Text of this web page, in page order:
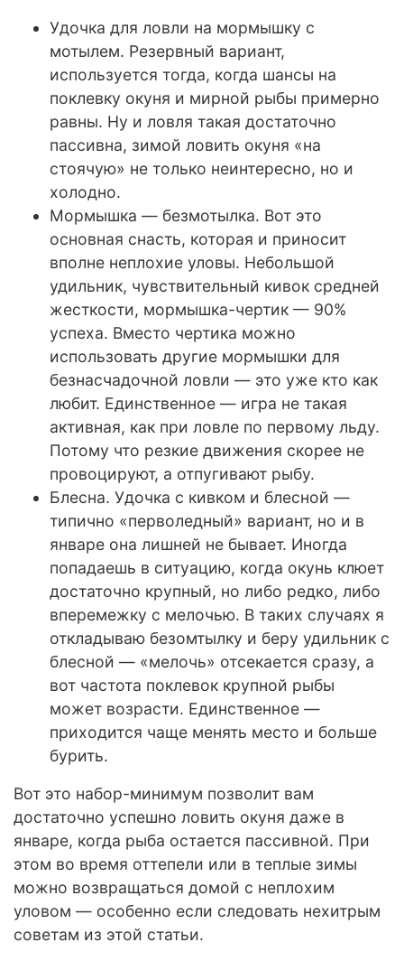
Удочка для ловли на мормышку с
мотылем. Резервный вариант,
используется тогда, когда шансы на
поклевку окуня и мирной рыбы примерно
равны. Ну и ловля такая достаточно
пассивна, зимой ловить окуня «на
стоячую» не только неинтересно, но и
холодно.
Мормышка — безмотылка. Вот это
основная снасть, которая и приносит
вполне неплохие уловы. Небольшой
удильник, чувствительный кивок средней
жесткости, мормышка-чертик — 90%
успеха. Вместо чертика можно
использовать другие мормышки для
безнасчадочной ловли — это уже кто как
любит. Единственное — игра не такая
активная, как при ловле по первому льду.
Потому что резкие движения скорее не
провоцируют, а отпугивают рыбу.
Блесна. Удочка с кивком и блесной —
типично «перволедный» вариант, но и в
январе она лишней не бывает. Иногда
попадаешь в ситуацию, когда окунь клюет
достаточно крупный, но либо редко, либо
вперемежку с мелочью. В таких случаях я
откладываю безомтылку и беру удильник с
блесной — «мелочь» отсекается сразу, а
вот частота поклевок крупной рыбы
может возрасти. Единственное —
приходится чаще менять место и больше
бурить.
Вот это набор-минимум позволит вам
достаточно успешно ловить окуня даже в
январе, когда рыба остается пассивной. При
этом во время оттепели или в теплые зимы
можно возвращаться домой с неплохим
уловом — особенно если следовать нехитрым
советам из этой статьи.